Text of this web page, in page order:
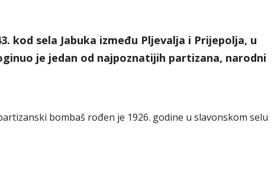
kod sela Jabuka između Pljevalja i Prijepolja, u
je jedan od najpoznatijih partizana, narodni
bombaš rođen je 1926. godine u slavonskom selu